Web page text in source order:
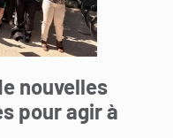
nouvelles
pour agir à